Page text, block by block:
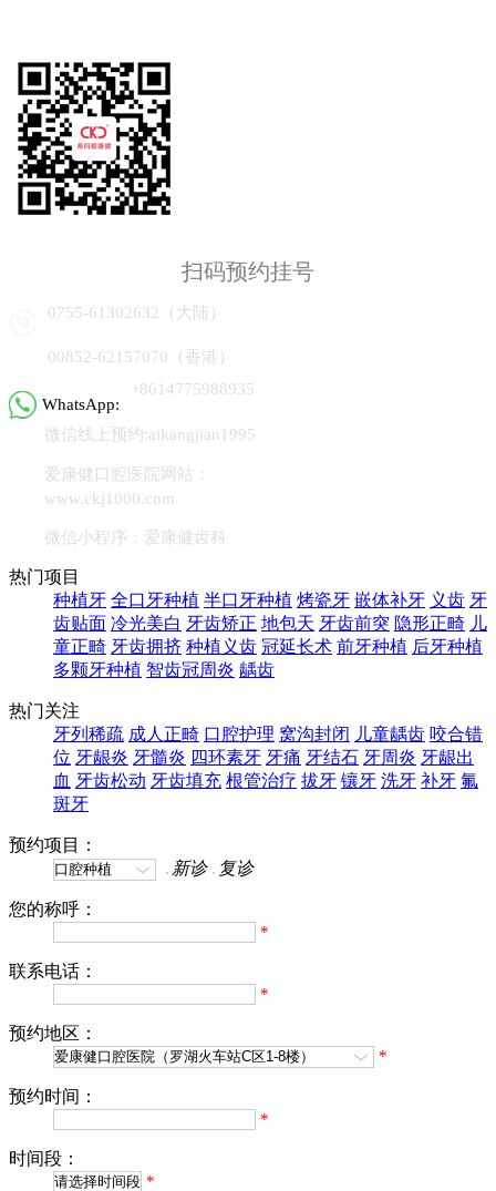
扫码预约挂号
0755-61302632（大陆）
00852-62157070（香港）
WhatsApp:
+8614775988935
微信线上预约:aikangjian1995
爱康健口腔医院网站：
www.ckj1000.com
微信小程序：爱康健齿科
热门项目
种植牙 全口牙种植 半口牙种植 烤瓷牙 嵌体补牙 义齿 牙
齿贴面 冷光美白 牙齿矫正 地包天 牙齿前突 隐形正畸 儿
童正畸 牙齿拥挤 种植义齿 冠延长术 前牙种植 后牙种植
多颗牙种植 智齿冠周炎 龋齿
热门关注
牙列稀疏 成人正畸 口腔护理 窝沟封闭 儿童龋齿 咬合错
位 牙龈炎 牙髓炎 四环素牙 牙痛 牙结石 牙周炎 牙龈出
血 牙齿松动 牙齿填充 根管治疗 拔牙 镶牙 洗牙 补牙 氟
斑牙
预约项目：
新诊
复诊
您的称呼：
*
联系电话：
*
预约地区：
*
预约时间：
*
时间段：
*